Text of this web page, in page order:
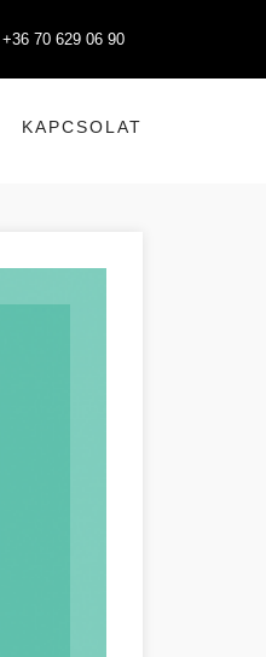
70 629 06 90
KAPCSOLAT